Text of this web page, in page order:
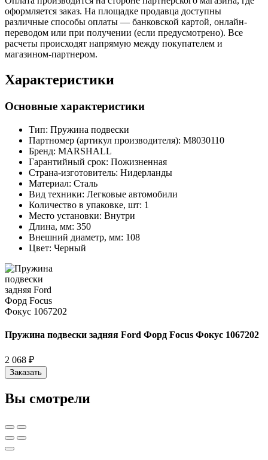
оформляется заказ. На площадке продавца доступны
различные способы оплаты — банковской картой, онлайн-
переводом или при получении (если предусмотрено). Все
расчеты происходят напрямую между покупателем и
магазином-партнером.
Характеристики
Основные характеристики
Тип: Пружина подвески
Партномер (артикул производителя): M8030110
Бренд: MARSHALL
Гарантийный срок: Пожизненная
Страна-изготовитель: Нидерланды
Материал: Сталь
Вид техники: Легковые автомобили
Количество в упаковке, шт: 1
Место установки: Внутри
Длина, мм: 350
Внешний диаметр, мм: 108
Цвет: Черный
Пружина подвески задняя Ford Форд Focus Фокус 1067202
2 068 ₽
Заказать
Вы смотрели